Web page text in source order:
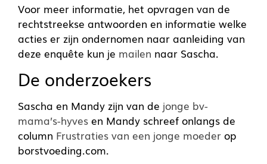
Voor meer informatie, het opvragen van de
rechtstreekse antwoorden en informatie welke
acties er zijn ondernomen naar aanleiding van
deze enquête kun je mailen naar Sascha.
De onderzoekers
Sascha en Mandy zijn van de jonge bv-
mama’s-hyves en Mandy schreef onlangs de
column Frustraties van een jonge moeder op
borstvoeding.com.